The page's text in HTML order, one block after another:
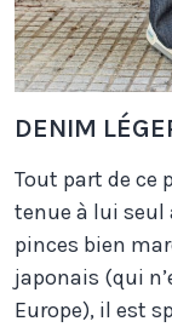
DENIM
Tout part de ce
tenue à lui seul
pinces bien
japonais (qui
Europe), il est